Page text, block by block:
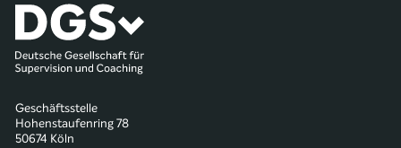
Geschäftsstelle
Hohenstaufenring 78
50674 Köln